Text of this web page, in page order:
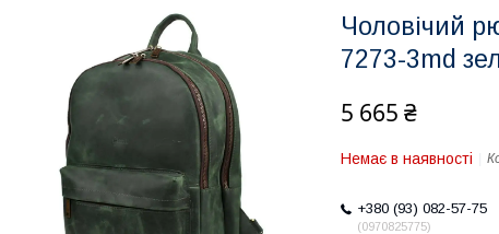
Чоловічий
7273-3md
5 665 ₴
Немає в наявності
+380 (93) 082-57-75
0970825775